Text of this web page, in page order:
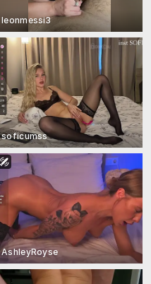
leonmessi3
soficumss
AshleyRoyse